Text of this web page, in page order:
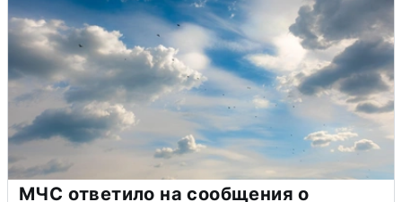
МЧС ответило на сообщения о